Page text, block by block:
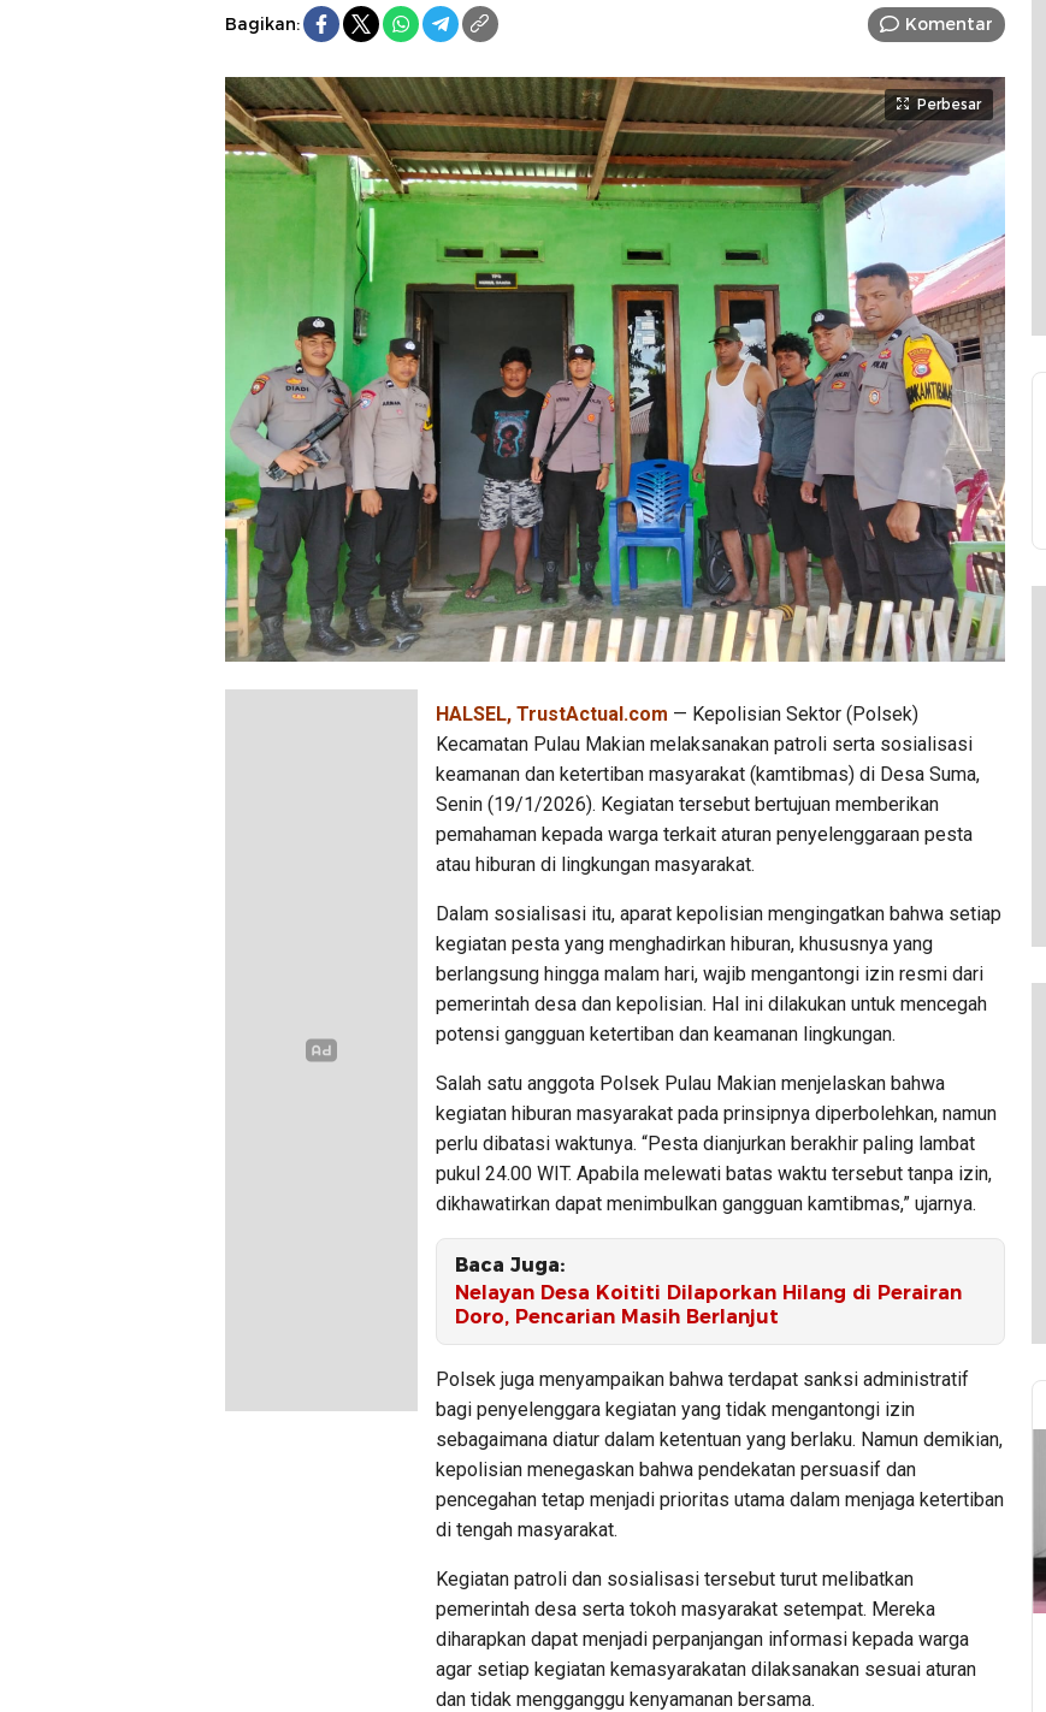
Bagikan: Komentar
Perbesar
HALSEL, TrustActual.com — Kepolisian Sektor (Polsek)
Kecamatan Pulau Makian melaksanakan patroli serta sosialisasi
keamanan dan ketertiban masyarakat (kamtibmas) di Desa Suma,
Senin (19/1/2026). Kegiatan tersebut bertujuan memberikan
pemahaman kepada warga terkait aturan penyelenggaraan pesta
atau hiburan di lingkungan masyarakat.
Dalam sosialisasi itu, aparat kepolisian mengingatkan bahwa setiap
kegiatan pesta yang menghadirkan hiburan, khususnya yang
berlangsung hingga malam hari, wajib mengantongi izin resmi dari
pemerintah desa dan kepolisian. Hal ini dilakukan untuk mencegah
potensi gangguan ketertiban dan keamanan lingkungan.
Salah satu anggota Polsek Pulau Makian menjelaskan bahwa
kegiatan hiburan masyarakat pada prinsipnya diperbolehkan, namun
perlu dibatasi waktunya. “Pesta dianjurkan berakhir paling lambat
pukul 24.00 WIT. Apabila melewati batas waktu tersebut tanpa izin,
dikhawatirkan dapat menimbulkan gangguan kamtibmas,” ujarnya.
Baca Juga:
Nelayan Desa Koititi Dilaporkan Hilang di Perairan
Doro, Pencarian Masih Berlanjut
Polsek juga menyampaikan bahwa terdapat sanksi administratif
bagi penyelenggara kegiatan yang tidak mengantongi izin
sebagaimana diatur dalam ketentuan yang berlaku. Namun demikian,
kepolisian menegaskan bahwa pendekatan persuasif dan
pencegahan tetap menjadi prioritas utama dalam menjaga ketertiban
di tengah masyarakat.
Kegiatan patroli dan sosialisasi tersebut turut melibatkan
pemerintah desa serta tokoh masyarakat setempat. Mereka
diharapkan dapat menjadi perpanjangan informasi kepada warga
agar setiap kegiatan kemasyarakatan dilaksanakan sesuai aturan
dan tidak mengganggu kenyamanan bersama.